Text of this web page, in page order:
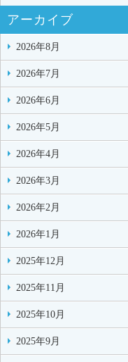
アーカイブ
2026年8月
2026年7月
2026年6月
2026年5月
2026年4月
2026年3月
2026年2月
2026年1月
2025年12月
2025年11月
2025年10月
2025年9月